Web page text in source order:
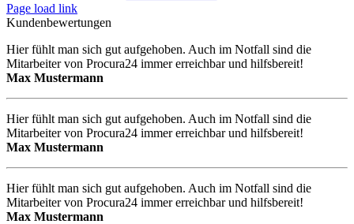
Page load link
Kundenbewertungen
Hier fühlt man sich gut aufgehoben. Auch im Notfall sind die
Mitarbeiter von Procura24 immer erreichbar und hilfsbereit!
Max Mustermann
Hier fühlt man sich gut aufgehoben. Auch im Notfall sind die
Mitarbeiter von Procura24 immer erreichbar und hilfsbereit!
Max Mustermann
Hier fühlt man sich gut aufgehoben. Auch im Notfall sind die
Mitarbeiter von Procura24 immer erreichbar und hilfsbereit!
Max Mustermann